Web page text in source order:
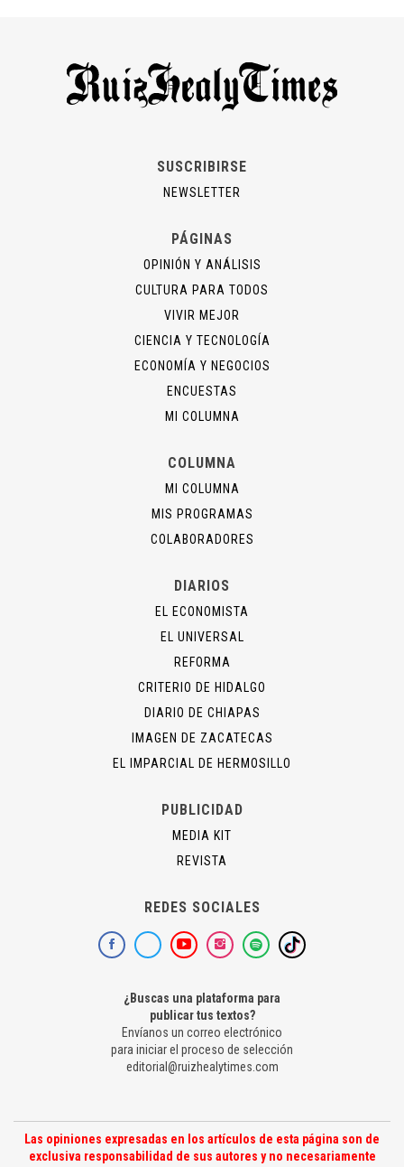
SUSCRIBIRSE
NEWSLETTER
PÁGINAS
OPINIÓN Y ANÁLISIS
CULTURA PARA TODOS
VIVIR MEJOR
CIENCIA Y TECNOLOGÍA
ECONOMÍA Y NEGOCIOS
ENCUESTAS
MI COLUMNA
COLUMNA
MI COLUMNA
MIS PROGRAMAS
COLABORADORES
DIARIOS
EL ECONOMISTA
EL UNIVERSAL
REFORMA
CRITERIO DE HIDALGO
DIARIO DE CHIAPAS
IMAGEN DE ZACATECAS
EL IMPARCIAL DE HERMOSILLO
PUBLICIDAD
MEDIA KIT
REVISTA
REDES SOCIALES
¿Buscas una plataforma para
publicar tus textos?
Envíanos un correo electrónico
para iniciar el proceso de selección
editorial@ruizhealytimes.com
Las opiniones expresadas en los artículos de esta página son de
exclusiva responsabilidad de sus autores y no necesariamente